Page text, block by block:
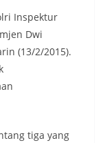
Inspektur
Dwi
(13/2/2015).
tiga yang